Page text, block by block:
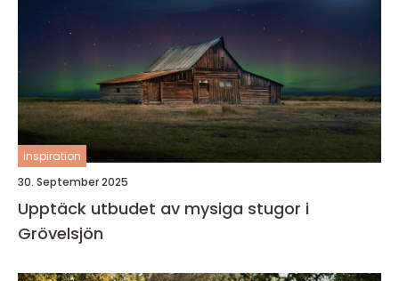
inspiration
30. September 2025
Upptäck utbudet av mysiga stugor i
Grövelsjön